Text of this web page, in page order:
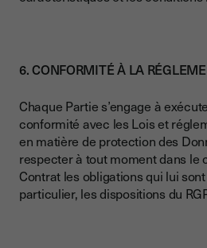
6. CONFORMITÉ À LA
Chaque Partie s’engage à
conformité avec les Lois et
en matière de protection des
respecter à tout moment dans le
Contrat les obligations qui lui
particulier, les dispositions du